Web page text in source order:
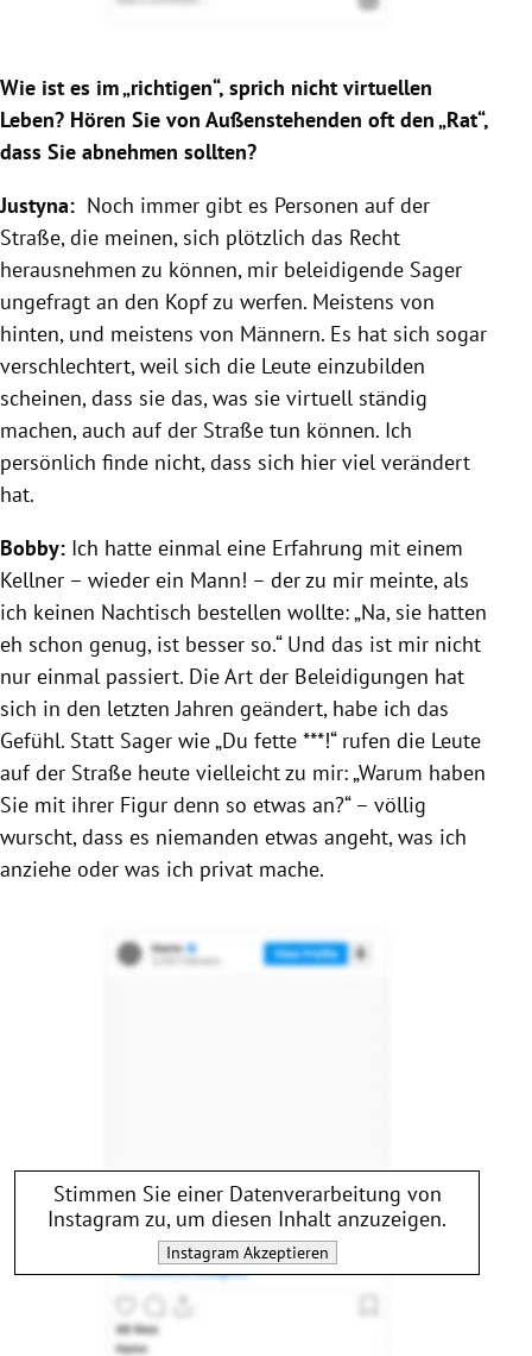
Wie ist es im „richtigen“, sprich nicht virtuellen
Leben? Hören Sie von Außenstehenden oft den „Rat“,
dass Sie abnehmen sollten?
Justyna: Noch immer gibt es Personen auf der
Straße, die meinen, sich plötzlich das Recht
herausnehmen zu können, mir beleidigende Sager
ungefragt an den Kopf zu werfen. Meistens von
hinten, und meistens von Männern. Es hat sich sogar
verschlechtert, weil sich die Leute einzubilden
scheinen, dass sie das, was sie virtuell ständig
machen, auch auf der Straße tun können. Ich
persönlich finde nicht, dass sich hier viel verändert
hat.
Bobby: Ich hatte einmal eine Erfahrung mit einem
Kellner – wieder ein Mann! – der zu mir meinte, als
ich keinen Nachtisch bestellen wollte: „Na, sie hatten
eh schon genug, ist besser so.“ Und das ist mir nicht
nur einmal passiert. Die Art der Beleidigungen hat
sich in den letzten Jahren geändert, habe ich das
Gefühl. Statt Sager wie „Du fette ***!“ rufen die Leute
auf der Straße heute vielleicht zu mir: „Warum haben
Sie mit ihrer Figur denn so etwas an?“ – völlig
wurscht, dass es niemanden etwas angeht, was ich
anziehe oder was ich privat mache.
Stimmen Sie einer Datenverarbeitung von
Instagram zu, um diesen Inhalt anzuzeigen.
InstagramAkzeptieren